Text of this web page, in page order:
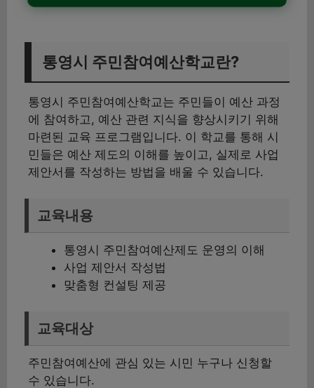
통영시 주민참여예산학교란?
통영시 주민참여예산학교는 주민들이 예산 과정
에 참여하고, 예산 관련 지식을 향상시키기 위해
마련된 교육 프로그램입니다. 이 학교를 통해 시
민들은 예산 제도의 이해를 높이고, 실제로 사업
제안서를 작성하는 방법을 배울 수 있습니다.
교육내용
통영시 주민참여예산제도 운영의 이해
사업 제안서 작성법
맞춤형 컨설팅 제공
교육대상
주민참여예산에 관심 있는 시민 누구나 신청할
수 있습니다.